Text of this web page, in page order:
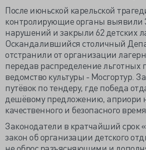
После июньской карельской
контролирующие органы выявили
нарушений и закрыли 62 детских
Оскандалившийся столичный
отстранили от организации
передав распределение льготных
ведомство культуры - Мосгортур.
путёвок по тендеру, где победа
дешёвому предложению, априори
качественного и безопасного
Законодатели в кратчайший срок
закон об организации детского